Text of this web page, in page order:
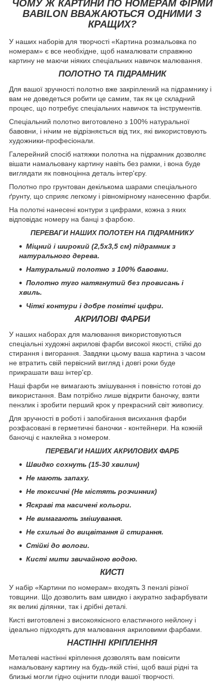
ЧОМУ Ж КАРТИНИ ПО НОМЕРАМ ФІРМИ
BABILON ВВАЖАЮТЬСЯ ОДНИМИ З
КРАЩИХ?
У наших наборів для творчості «Картина розмальовка по
номерам» є все необхідне, щоб намалювати справжню
картину не маючи ніяких спеціальних навичок малювання.
ПОЛОТНО ТА ПІДРАМНИК
Для вашої зручності полотно вже закріплений на підрамнику і
вам не доведеться робити це самим, так як це складний
процес, що потребує спеціальних навичок та інструментів.
Спеціальний полотно виготовлено з 100% натуральної
бавовни, і нічим не відрізняється від тих, які використовують
художники-професіонали.
Галерейний спосіб натяжки полотна на підрамник дозволяє
вішати намальовану картину навіть без рамки, і вона буде
виглядати як повноцінна деталь інтер'єру.
Полотно про грунтован декількома шарами спеціального
ґрунту, що сприяє легкому і рівномірному нанесенню фарби.
На полотні нанесені контури з цифрами, кожна з яких
відповідає номеру на банці з фарбою.
ПЕРЕВАГИ НАШИХ ПОЛОТЕН НА ПІДРАМНИКУ
Міцний і широкий (2,5х3,5 см) підрамник з
натурального дерева.
Натуральний полотно з 100% бавовни.
Полотно туго натягнутий без провисань і
хвиль.
Чіткі контури і добре помітні цифри.
АКРИЛОВІ ФАРБИ
У наших наборах для малювання використовуються
спеціальні художні акрилові фарби високої якості, стійкі до
стирання і вигорання. Завдяки цьому ваша картина з часом
не втратить свій первісний вигляд і довгі роки буде
прикрашати ваш інтер'єр.
Наші фарби не вимагають змішування і повністю готові до
використання. Вам потрібно лише відкрити баночку, взяти
пензлик і зробити перший крок у прекрасний світ живопису.
Для зручності в роботі і запобігання висихання фарби
розфасовані в герметичні баночки - контейнери. На кожній
баночці є наклейка з номером.
ПЕРЕВАГИ НАШИХ АКРИЛОВИХ ФАРБ
Швидко сохнуть (15-30 хвилин)
Не мають запаху.
Не токсичні (Не містять розчинник)
Яскраві та насичені кольори.
Не вимагають змішування.
Не схильні до вицвітання й стирання.
Стійкі до вологи.
Кисті мити звичайною водою.
КИСТІ
У набір «Картини по номерам» входять 3 пензлі різної
товщини. Що дозволить вам швидко і акуратно зафарбувати
як великі ділянки, так і дрібні деталі.
Кисті виготовлені з високоякісного еластичного нейлону і
ідеально підходять для малювання акриловими фарбами.
НАСТІННІ КРІПЛЕННЯ
Металеві настінні кріплення дозволять вам повісити
намальовану картину на будь-якій стіні, щоб ваші рідні та
близькі могли гідно оцінити плоди вашої творчості.